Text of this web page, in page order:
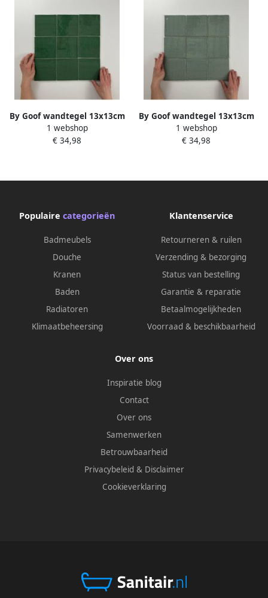
By Goof wandtegel 13x13cm
10mm Vierkant Oud groen
Glans SW07310720-14
1 webshop
€ 34,98
By Goof wandtegel 13x13cm
10mm Vierkant Jade Glans
SW07310720-16
1 webshop
€ 34,98
Populaire categorieën
Badmeubels
Douche
Kranen
Baden
Radiatoren
Klimaatbeheersing
Klantenservice
Retourneren & ruilen
Verzending & bezorging
Status van bestelling
Garantie & reparatie
Betaalmogelijkheden
Voorraad & beschikbaarheid
Over ons
Inspiratie blog
Contact
Over ons
Samenwerken
Betrouwbaarheid
Privacybeleid & Disclaimer
Cookieverklaring